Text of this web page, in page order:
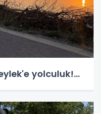
yolculuk!...